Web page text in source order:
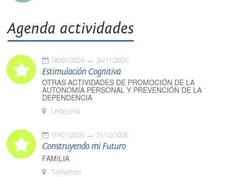
Agenda actividades
08/01/2026 26/11/2026
Estimulación Cognitiva
OTRAS ACTIVIDADES DE PROMOCIÓN DE LA
AUTONOMÍA PERSONAL Y PREVENCIÓN DE LA
DEPENDENCIA
Ledesma
09/01/2026 31/12/2026
Construyendo mi Futuro
FAMILIA
Tamames